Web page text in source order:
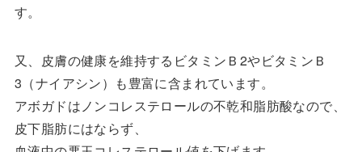
す。
又、皮膚の健康を維持するビタミンＢ2やビタミンＢ
3（ナイアシン）も豊富に含まれています。
アボガドはノンコレステロールの不乾和脂肪酸なので、
皮下脂肪にはならず、